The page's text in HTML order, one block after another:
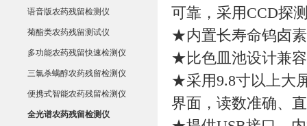
语音版农药残留检测仪
菊酯类农药残留测试仪
多功能农药残留快速检测仪
三氯杀螨醇农药残留检测仪
便携式智能农药残留检测仪
全光谱农药残留检测仪
可靠，采用CCD探
★内置长寿命钨卤
★比色皿池设计兼容
★采用9.8寸以上大
界面，读数准确、